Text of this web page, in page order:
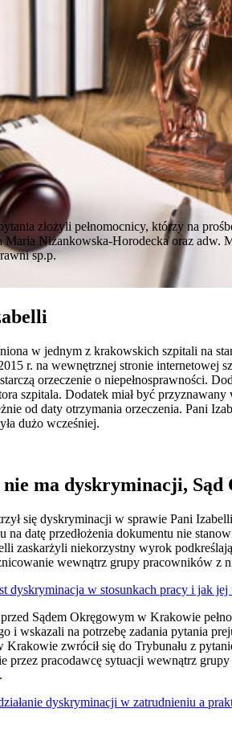
złożyli pełnomocnicy, którzy na
Maria Niżankowska-Horodecka oraz adw.
sp.p.
w jednym z krakowskich szpitali na
r. na wewnętrznej stronie internetowej
orzeczenie o niepełnosprawności.
szpitala. Dodatek miał być przyznawany
od daty otrzymania orzeczenia. Pani
dużo wcześniej.
nie ma dyskryminacji,
się dyskryminacji w sprawie Pani
datę przedłożenia dokumentu nie
zaskarżyli niekorzystny wyrok
wewnątrz grupy pracowników z
dyskryminacja w stosunkach pracy i jak
Sądem Okręgowym w Krakowie
i wskazali na potrzebę zadania pytania
Krakowie zwrócił się do Trybunału z
przez pracodawcę sytuacji wewnątrz
.
dyskryminacji w zatrudnieniu a